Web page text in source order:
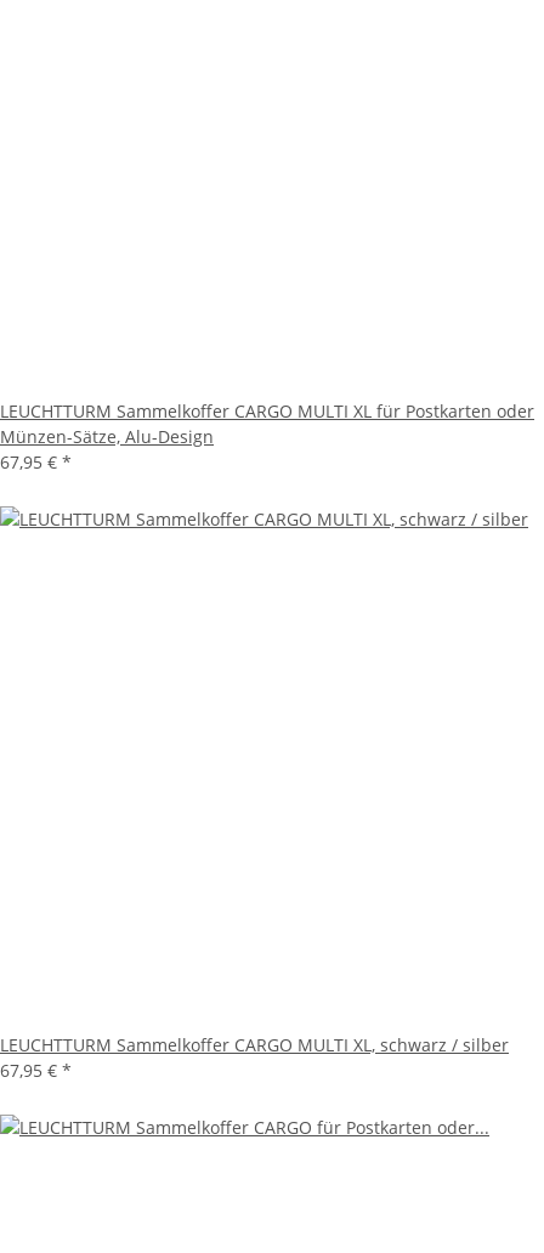
LEUCHTTURM Sammelkoffer CARGO MULTI XL für Postkarten oder
Münzen-Sätze, Alu-Design
67,95 € *
LEUCHTTURM Sammelkoffer CARGO MULTI XL, schwarz / silber
67,95 € *